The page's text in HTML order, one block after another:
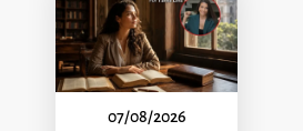
07/08/2026